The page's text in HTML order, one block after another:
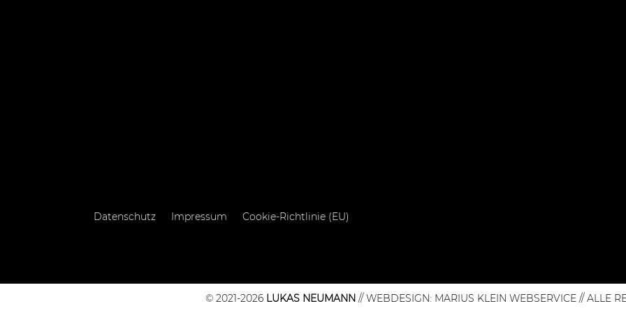
Datenschutz Impressum Cookie-Richtlinie (EU)
© 2021-2026 LUKAS NEUMANN// WEBDESIGN: MARIUS KLEIN WEBSERVICE// ALLE